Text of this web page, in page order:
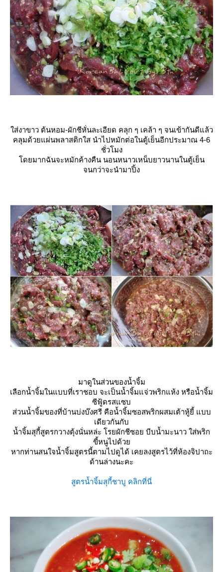
ส่งาขาว ต้นหอม-ผักชีหั่นละเอียด คลุก ๆ เคล้า ๆ จนเข้ากันดีแล้ว
คลุมด้วยแผ่นพลาสติกใส นำไปหมักต่อในตู้เย็นอีกประมาณ 4-6
ชั่วโมง
ดยมากฉันจะหมักค้างคืน นอนหนาวเหน็บยาวนานในตู้เย็น
จนกว่าจะนำมาปิ้ง
มาดูในส่วนของน้ำจิ้ม
เลือกน้ำจิ้มในแบบที่เราชอบ จะเป็นน้ำจิ้มแจ่วพริกแห้ง หรือน้ำจิ้ม
ซีฟู้ดรสแซบ
ส่วนน้ำจิ้มของที่บ้านบ่งบ๊งศรี คือน้ำจิ้มซอสพริกผสมเต้าหู้ยี้ แบบ
เดียวกันกับ
น้ำจิ้มสุกี้สูตรกวางตุ้งนั่นหล่ะ โรยผักชีซอย บีบน้ำมะนาว ใส่พริก
ขี้หนูไปด้ว
หากท่านสนใจน้ำจิ้มสูตรนี้ตามไปดูได้ เคยลงสูตรไว้ที่ห้องจิปาถะ
ด้านล่างนะคะ
สูตรน้ำจิ้มสุกี้ชาบู คลิกที่นี่